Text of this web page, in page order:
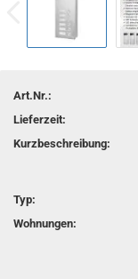
Art.Nr.:
Lieferzeit:
Kurzbeschreibung:
Typ:
Wohnungen: